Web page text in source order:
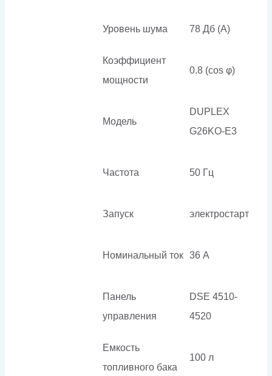
Уровень шума 78 Дб (А)
Коэффициент
мощности
0.8 (cos φ)
Модель
DUPLEX
G26KO-E3
Частота 50 Гц
Запуск электростарт
Номинальный ток 36 А
Панель
управления
DSE 4510-
4520
Емкость
топливного бака
100 л